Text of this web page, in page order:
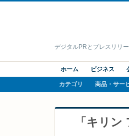
デジタルPRとプレスリリ
ホーム ビジネス
カテゴリ 商品・サー
「キリ